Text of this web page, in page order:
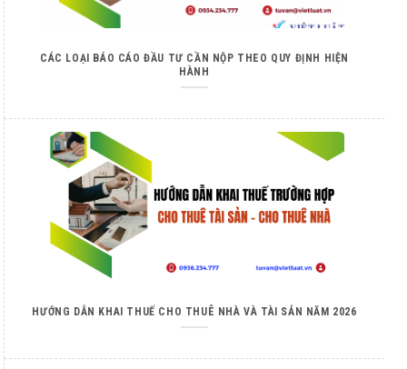
CÁC LOẠI BÁO CÁO ĐẦU TƯ CẦN NỘP THEO QUY ĐỊNH HIỆN
HÀNH
HƯỚNG DẪN KHAI THUẾ CHO THUÊ NHÀ VÀ TÀI SẢN NĂM 2026